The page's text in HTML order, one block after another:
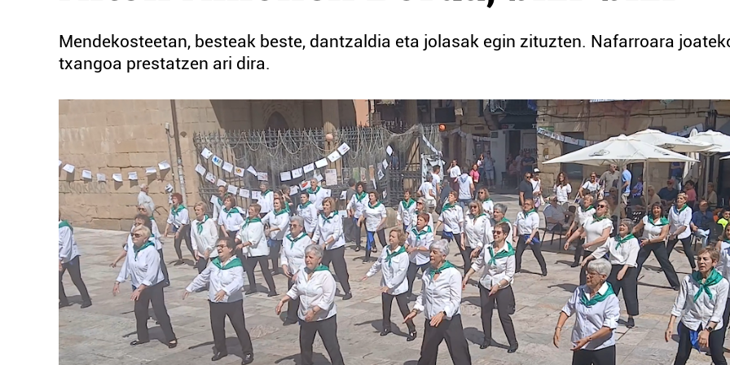
Mendekosteetan, besteak beste, dantzaldia eta jolasak egin zituzten. Nafarroara
txangoa prestatzen ari dira.